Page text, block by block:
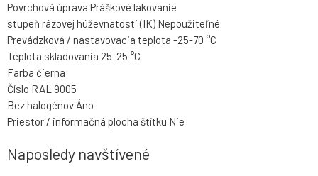
Povrchová úprava Práškové lakovanie
stupeň rázovej húževnatosti (IK) Nepoužiteľné
Prevádzková / nastavovacia teplota -25-70 °C
Teplota skladovania 25-25 °C
Farba čierna
Číslo RAL 9005
Bez halogénov Áno
Priestor / informačná plocha štítku Nie
Naposledy navštívené